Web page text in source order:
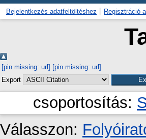
Bejelentkezés adatfeltöltéshez Regisztráció
[pin missing: url] [pin missing: url]
Export
csoportosítás:
Válasszon: